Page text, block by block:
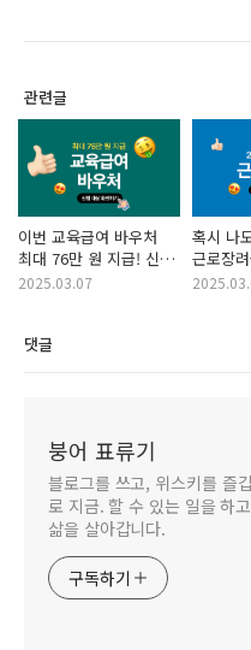
관련글
이번 교육급여 바우처
최대 76만 원 지급! 신청
대상 & 사용처 총정리
2025.03.07
혹시 나
근로장
지금 바
댓글
붕어 표류기
블로그를 쓰고, 위스키를 즐
로 지금. 할 수 있는 일을 하
삶을 살아갑니다.
구독하기